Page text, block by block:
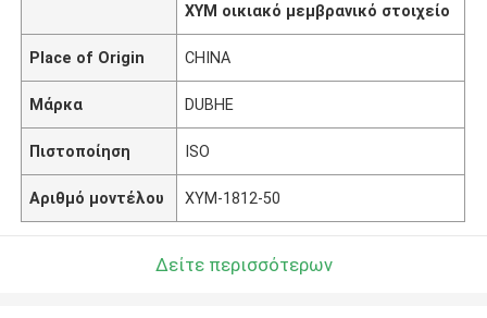
ΧΥΜ οικιακό μεμβρανικό στοιχείο
Place of Origin CHINA
Μάρκα DUBHE
Πιστοποίηση ISO
Αριθμό μοντέλου XYM-1812-50
Δείτε περισσότερων